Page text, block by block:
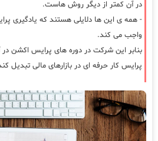
در آن کمتر از دیگر روش هاست.
- همه ی این ها دلایلی هستند که یادگیری
واجب می کند.
بنابر این شرکت در دوره های پرایس اکشن در
پرایس کار حرفه ای در بازارهای مالی تبدیل